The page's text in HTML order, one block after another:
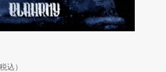
税込）